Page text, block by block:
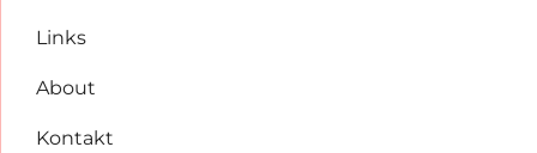
Links
About
Kontakt